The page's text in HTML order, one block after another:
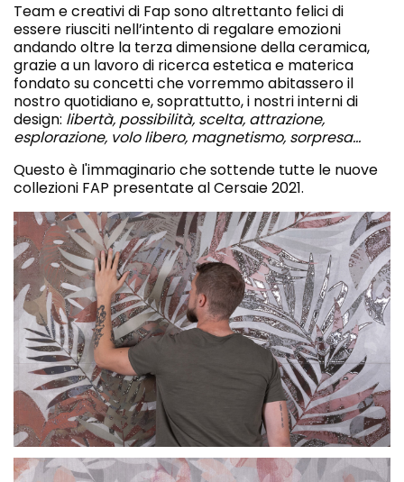
Team e creativi di Fap sono altrettanto felici di
essere riusciti nell’intento di regalare emozioni
andando oltre la terza dimensione della ceramica,
grazie a un lavoro di ricerca estetica e materica
fondato su concetti che vorremmo abitassero il
nostro quotidiano e, soprattutto, i nostri interni di
design: libertà, possibilità, scelta, attrazione,
esplorazione, volo libero, magnetismo, sorpresa...
Questo è l'immaginario che sottende tutte le nuove
collezioni FAP presentate al Cersaie 2021.